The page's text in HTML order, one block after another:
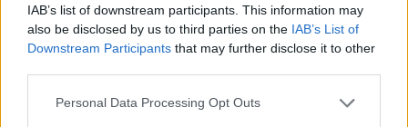
IAB’s list of downstream participants. This information may
also be disclosed by us to third parties on the IAB’s List of
Downstream Participants that may further disclose it to other
Personal Data Processing Opt Outs